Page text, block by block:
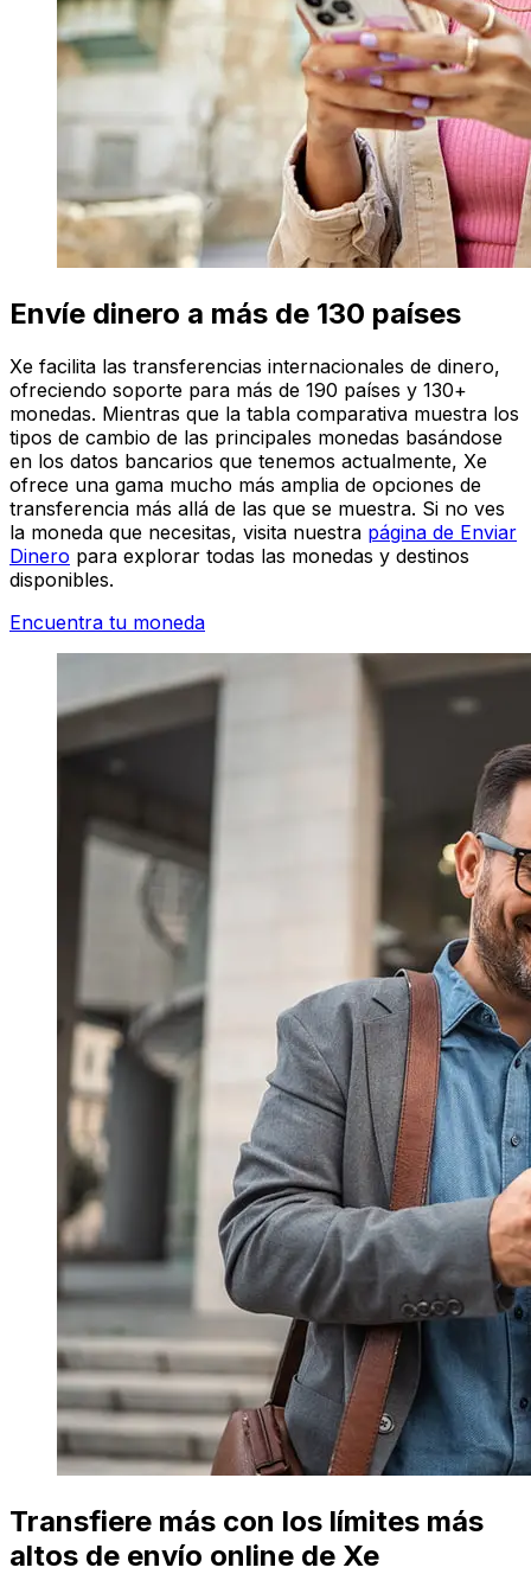
Envíe dinero a más de 130 países
Xe facilita las transferencias internacionales de dinero,
ofreciendo soporte para más de 190 países y 130+
monedas. Mientras que la tabla comparativa muestra los
tipos de cambio de las principales monedas basándose
en los datos bancarios que tenemos actualmente, Xe
ofrece una gama mucho más amplia de opciones de
transferencia más allá de las que se muestra. Si no ves
la moneda que necesitas, visita nuestra página de Enviar
Dinero para explorar todas las monedas y destinos
disponibles.
Encuentra tu moneda
Transfiere más con los límites más
altos de envío online de Xe